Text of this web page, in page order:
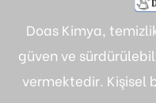
Doas Kimya,
güven ve
vermektedir. Kişisel